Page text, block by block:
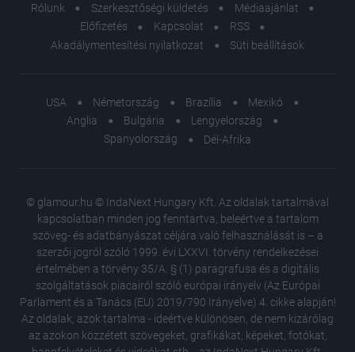
Rólunk
Szerkesztőségi küldetés
Médiaajánlat
Előfizetés
Kapcsolat
RSS
Akadálymentesítési nyilatkozat
Süti beállítások
USA Németország Brazília
Mexikó
Anglia
Bulgária
Lengyelország
Spanyolország
Dél-Afrika
© glamour.hu © IndaNext Hungary Kft. Az oldalak tartalmával
kapcsolatban minden jog fenntartva, beleértve a tartalom
szöveg- és adatbányászat céljára való felhasználását is – a
szerzői jogról szóló 1999. évi LXXVI. törvény rendelkezései
értelmében a törvény 35/A. § (1) paragrafusa és a digitális
szolgáltatások piacairól szóló európai irányelv (Az Európai
Parlament és a Tanács (EU) 2019/790 Irányelve) 4. cikke alapján!
Az oldalak, azok tartalma - ideértve különösen, de nem kizárólag
az azokon közzétett szövegeket, grafikákat, képeket, fotókat,